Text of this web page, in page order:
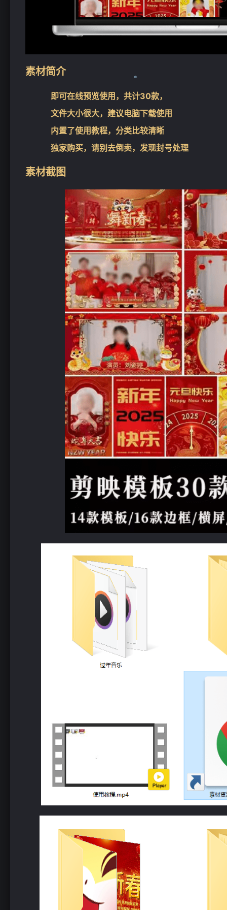
素材简介
即可在线预览使用，共计30款，
文件大小很大，建议电脑下载使用
内置了使用教程，分类比较清晰
独家购买，请别去倒卖，发现封号处理
素材截图
❄